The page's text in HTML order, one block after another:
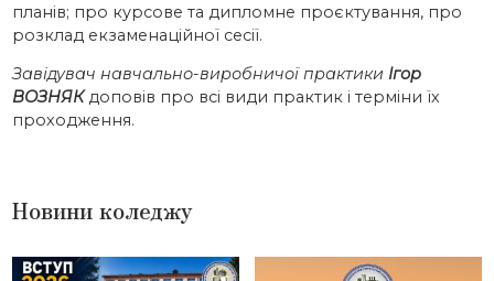
планів; про курсове та дипломне проєктування, про
розклад екзаменаційної сесії.
Завідувач навчально-виробничої практики Ігор
ВОЗНЯКдоповів про всі види практик і терміни їх
проходження.
Новини коледжу